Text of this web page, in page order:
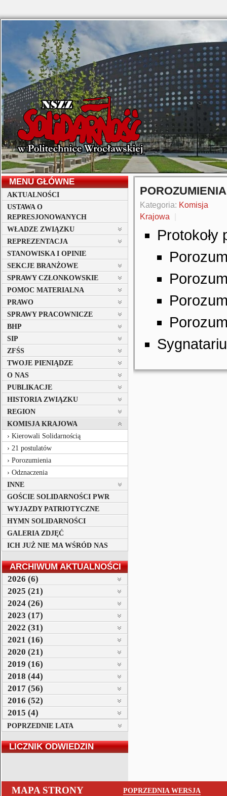
MENU GŁÓWNE
AKTUALNOŚCI
USTAWA O
REPRESJONOWANYCH
WŁADZE ZWIĄZKU
REPREZENTACJA
STANOWISKA I OPINIE
SEKCJE BRANŻOWE
SPRAWY CZŁONKOWSKIE
POMOC MATERIALNA
PRAWO
SPRAWY PRACOWNICZE
BHP
SIP
ZFŚS
TWOJE PIENIĄDZE
O NAS
PUBLIKACJE
HISTORIA ZWIĄZKU
REGION
KOMISJA KRAJOWA
Kierowali Solidarnością
21 postulatów
Porozumienia
Odznaczenia
INNE
GOŚCIE SOLIDARNOŚCI PWR
WYJAZDY PATRIOTYCZNE
HYMN SOLIDARNOŚCI
GALERIA ZDJĘĆ
ICH JUŻ NIE MA WŚRÓD NAS
ARCHIWUM AKTUALNOŚCI
2026 (6)
2025 (21)
2024 (26)
2023 (17)
2022 (31)
2021 (16)
2020 (21)
2019 (16)
2018 (44)
2017 (56)
2016 (52)
2015 (4)
POPRZEDNIE LATA
LICZNIK ODWIEDZIN
POROZUMIENIA
Kategoria: Komisja
Krajowa
Protokoły
MAPA STRONY
POPRZEDNIA WERSJA